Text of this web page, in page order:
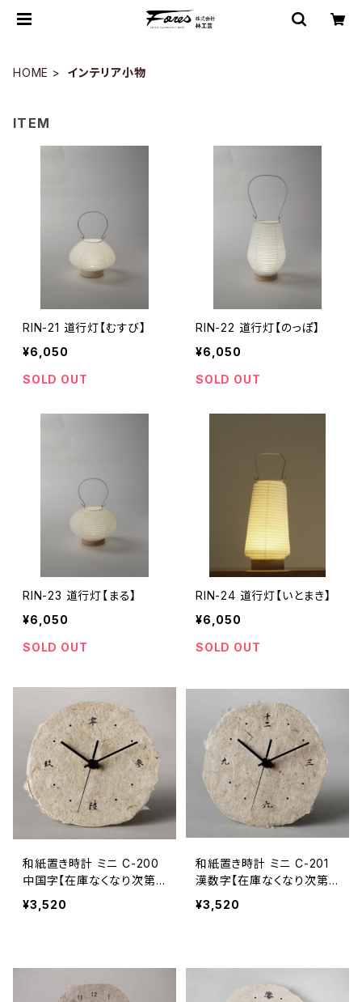
HOME インテリア小物
ITEM
RIN-21 道行灯【むすび】
¥6,050
SOLD OUT
RIN-22 道行灯【のっぽ】
¥6,050
SOLD OUT
RIN-23 道行灯【まる】
¥6,050
SOLD OUT
RIN-24 道行灯【いとまき】
¥6,050
SOLD OUT
和紙置き時計 ミニ C-200
中国字【在庫なくなり次第
終了】
¥3,520
和紙置き時計 ミニ C-201
漢数字【在庫なくなり次第
終了】
¥3,520